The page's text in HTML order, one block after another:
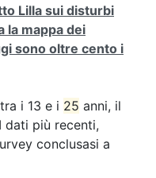
Lilla sui disturbi
la mappa dei
sono oltre cento i
i 13 e i 25 anni, il
dati più recenti,
conclusasi a